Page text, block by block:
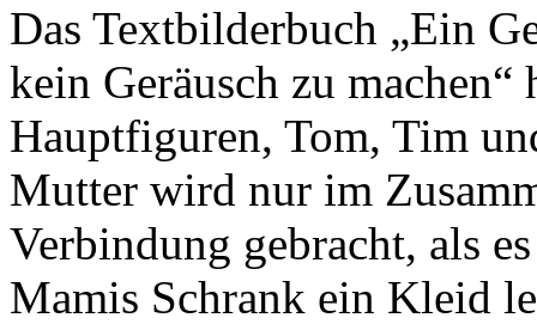
Das Textbilderbuch „Ein
kein Geräusch zu
Hauptfiguren, Tom, Tim
Mutter wird nur im
Verbindung gebracht, als
Mamis Schrank ein Kleid